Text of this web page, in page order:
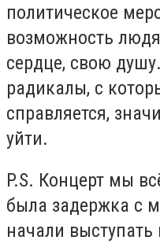
политическое
возможность
сердце, свою
радикалы, с
справляется,
уйти.
P.S. Концерт мы
была задержка с
начали